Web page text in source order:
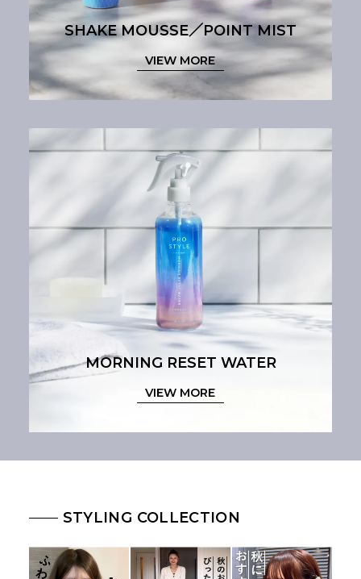
SHAKE MOUSSE／POINT MIST
VIEW MORE
MORNING RESET WATER
VIEW MORE
STYLING COLLECTION